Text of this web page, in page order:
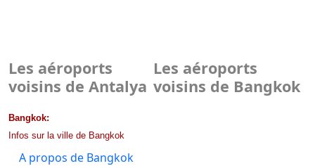
Les aéroports
voisins de Antalya
Les aéroports
voisins de Bangkok
Bangkok:
Infos sur la ville de Bangkok
A propos de Bangkok